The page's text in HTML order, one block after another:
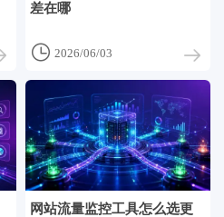
差在哪
 2026/06/03
网站流量监控工具怎么选更